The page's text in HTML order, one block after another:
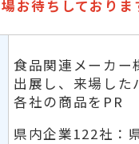
お待ちしておりま
食品関連メーカー
出展し、来場した
各社の商品をPR
県内企業122社：